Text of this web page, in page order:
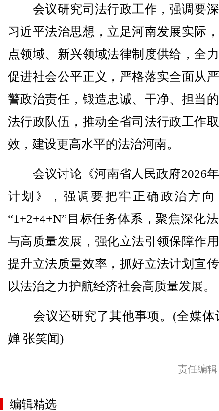
会议研究司法行政工作，强调要
习近平法治思想，立足河南发展实际
点领域、新兴领域法律制度供给，全
促进社会公平正义，严格落实全面从
警政治责任，锻造忠诚、干净、担当
法行政队伍，推动全省司法行政工作
效，建设更高水平的法治河南。
会议讨论《河南省人民政府2026
计划》，强调要把牢正确政治方向
“1+2+4+N”目标任务体系，聚焦深化
与高质量发展，强化立法引领保障作
提升立法质量效率，抓好立法计划宣
以法治之力护航经济社会高质量发展。
会议还研究了其他事项。(全媒体
婵 张笑闻)
责任编
编辑精选